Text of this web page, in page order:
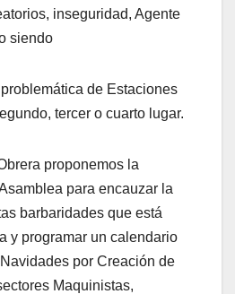
inseguridad, Agente
siendo
de Estaciones
tercer o cuarto lugar.
proponemos la
para encauzar la
barbaridades que está
y programar un calendario
por Creación de
Maquinistas,